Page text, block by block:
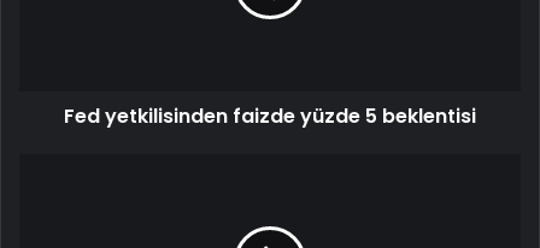
Fed yetkilisinden faizde yüzde 5 beklentisi